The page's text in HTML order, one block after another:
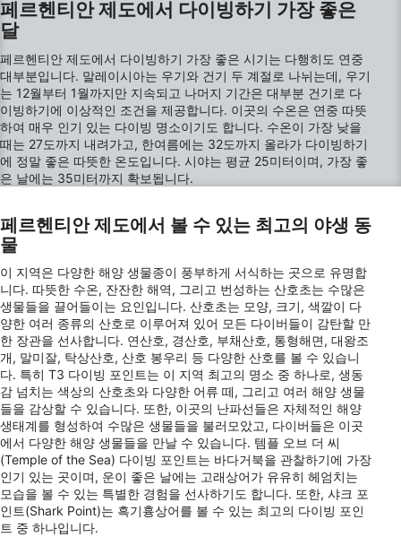
페르헨티안 제도에서 다이빙하기 가장 좋은
달
페르헨티안 제도에서 다이빙하기 가장 좋은 시기는 다행히도 연중
대부분입니다. 말레이시아는 우기와 건기 두 계절로 나뉘는데, 우기
는 12월부터 1월까지만 지속되고 나머지 기간은 대부분 건기로 다
이빙하기에 이상적인 조건을 제공합니다. 이곳의 수온은 연중 따뜻
하여 매우 인기 있는 다이빙 명소이기도 합니다. 수온이 가장 낮을
때는 27도까지 내려가고, 한여름에는 32도까지 올라가 다이빙하기
에 정말 좋은 따뜻한 온도입니다. 시야는 평균 25미터이며, 가장 좋
은 날에는 35미터까지 확보됩니다.
페르헨티안 제도에서 볼 수 있는 최고의 야생 동
물
이 지역은 다양한 해양 생물종이 풍부하게 서식하는 곳으로 유명합
니다. 따뜻한 수온, 잔잔한 해역, 그리고 번성하는 산호초는 수많은
생물들을 끌어들이는 요인입니다. 산호초는 모양, 크기, 색깔이 다
양한 여러 종류의 산호로 이루어져 있어 모든 다이버들이 감탄할 만
한 장관을 선사합니다. 연산호, 경산호, 부채산호, 통형해면, 대왕조
개, 말미잘, 탁상산호, 산호 봉우리 등 다양한 산호를 볼 수 있습니
다. 특히 T3 다이빙 포인트는 이 지역 최고의 명소 중 하나로, 생동
감 넘치는 색상의 산호초와 다양한 어류 떼, 그리고 여러 해양 생물
들을 감상할 수 있습니다. 또한, 이곳의 난파선들은 자체적인 해양
생태계를 형성하여 수많은 생물들을 불러모았고, 다이버들은 이곳
에서 다양한 해양 생물들을 만날 수 있습니다. 템플 오브 더 씨
(Temple of the Sea) 다이빙 포인트는 바다거북을 관찰하기에 가장
인기 있는 곳이며, 운이 좋은 날에는 고래상어가 유유히 헤엄치는
모습을 볼 수 있는 특별한 경험을 선사하기도 합니다. 또한, 샤크 포
인트(Shark Point)는 흑기흉상어를 볼 수 있는 최고의 다이빙 포인
트 중 하나입니다.
Create profiles to personalise content
Use profiles to select personalised content
Measure advertising performance
Understand audiences through statistics or
Develop and improve services
Use limited data to select content
IAB 특별 기능:
Use precise geolocation data
Identify devices based on information
actively requested
비IAB 처리 목적:
필요한
공연